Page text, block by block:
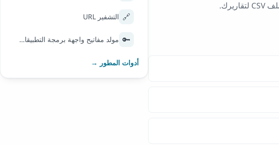
🔗 التشفير URL
🔑 مولد مفاتيح واجهة برمجة التطبيقات المجمعة
أدوات المطور →